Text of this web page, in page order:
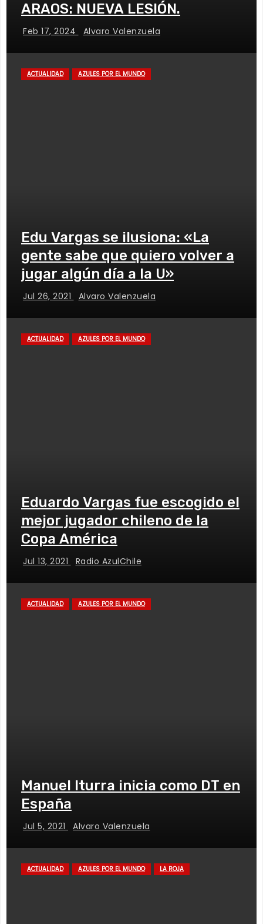
ARAOS: NUEVA LESIÓN.
Feb 17, 2024 Alvaro Valenzuela
ACTUALIDAD AZULES POR EL MUNDO
Edu Vargas se ilusiona: «La
gente sabe que quiero volver a
jugar algún día a la U»
Jul 26, 2021 Alvaro Valenzuela
ACTUALIDAD AZULES POR EL MUNDO
Eduardo Vargas fue escogido el
mejor jugador chileno de la
Copa América
Jul 13, 2021 Radio AzulChile
ACTUALIDAD AZULES POR EL MUNDO
Manuel Iturra inicia como DT en
España
Jul 5, 2021 Alvaro Valenzuela
ACTUALIDAD AZULES POR EL MUNDO LA ROJA